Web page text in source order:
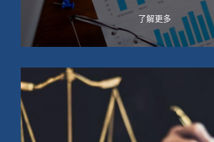
了解更多